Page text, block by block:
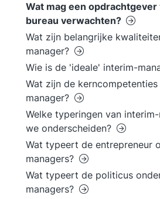
Wat mag een opdrachtgever
bureau verwachten?
Wat zijn belangrijke
manager?
Wie is de 'ideale' interim-
Wat zijn de
manager?
Welke typeringen van
we onderscheiden?
Wat typeert de entrepreneur
managers?
Wat typeert de politicus
managers?